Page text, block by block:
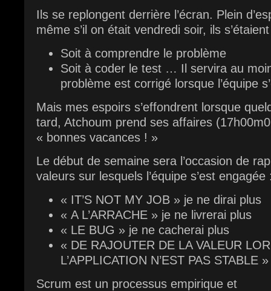
Ils se replongent derrière l’écran. Plein
même s’il on était vendredi soir, ils
Soit à comprendre le problème
Soit à coder le test … Il servira au
problème est corrigé lorsque l’équipe
Mais mes espoirs s’effondrent lorsque
tard, Atchoum prend ses affaires
« bonnes vacances ! »
Le début de semaine sera l’occasion de
valeurs sur lesquels l’équipe s’est engagée
« IT’S NOT MY JOB » je ne dirai plus
« A L’ARRACHE » je ne livrerai plus
« LE BUG » je ne cacherai plus
« DE RAJOUTER DE LA VALEUR
L’APPLICATION N’EST PAS STABLE
Scrum est un processus empirique et